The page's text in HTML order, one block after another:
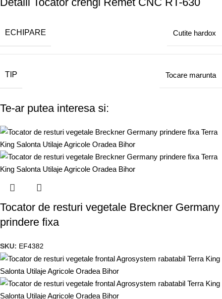
ECHIPARE Cutite hardox
TIP Tocare marunta
Te-ar putea interesa si:
Tocator de resturi vegetale Breckner Germany
prindere fixa
SKU: EF4382